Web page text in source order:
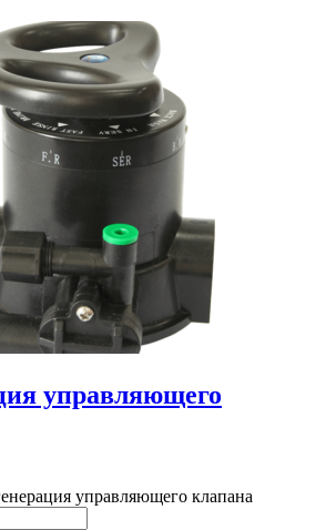
управляющего
управляющего клапана